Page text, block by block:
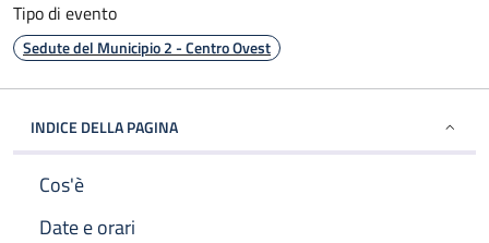
Tipo di evento
Sedute del Municipio 2 - Centro Ovest
INDICE DELLA PAGINA
Cos'è
Date e orari